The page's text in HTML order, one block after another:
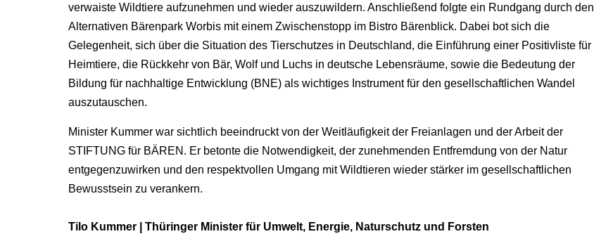
verwaiste Wildtiere aufzunehmen und wieder auszuwildern. Anschließend folgte ein Rundgang durch den
Alternativen Bärenpark Worbis mit einem Zwischenstopp im Bistro Bärenblick. Dabei bot sich die
Gelegenheit, sich über die Situation des Tierschutzes in Deutschland, die Einführung einer Positivliste für
Heimtiere, die Rückkehr von Bär, Wolf und Luchs in deutsche Lebensräume, sowie die Bedeutung der
Bildung für nachhaltige Entwicklung (BNE) als wichtiges Instrument für den gesellschaftlichen Wandel
auszutauschen.
Minister Kummer war sichtlich beeindruckt von der Weitläufigkeit der Freianlagen und der Arbeit der
STIFTUNG für BÄREN. Er betonte die Notwendigkeit, der zunehmenden Entfremdung von der Natur
entgegenzuwirken und den respektvollen Umgang mit Wildtieren wieder stärker im gesellschaftlichen
Bewusstsein zu verankern.
Tilo Kummer | Thüringer Minister für Umwelt, Energie, Naturschutz und Forsten